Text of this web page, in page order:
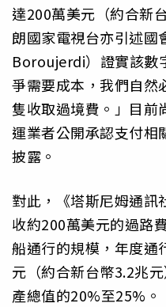
達200萬美元（約合新
朗國家電視台亦引述
Boroujerdi）證實該數
爭需要成本，我們自然
隻收取過境費。」目前
運業者公開承認支付相
披露。
對此，《塔斯尼姆通訊
收約200萬美元的過路
船通行的規模，年度通
元（約合新台幣3.2兆
產總值的20%至25%。